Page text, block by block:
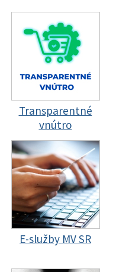
Transparentné
vnútro
E-služby MV SR